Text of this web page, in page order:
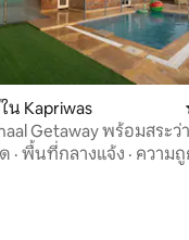
รีวิว
น Kapriwas
Getaway พร้อมสระว่า
ห้องชมภาพยนตร์
· พื้นที่กลางแจ้ง · ความ